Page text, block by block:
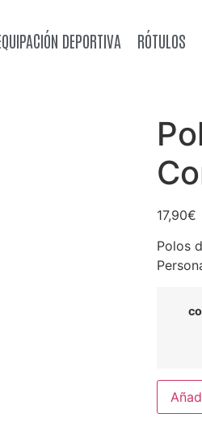
DEPORTIVA RÓTULOS
17,90€
Polos